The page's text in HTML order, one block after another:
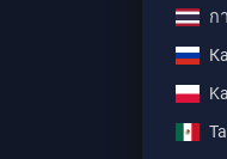
ก